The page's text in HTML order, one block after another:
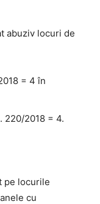
abuziv locuri de
= 4 în
220/2018 = 4.
pe locurile
cu